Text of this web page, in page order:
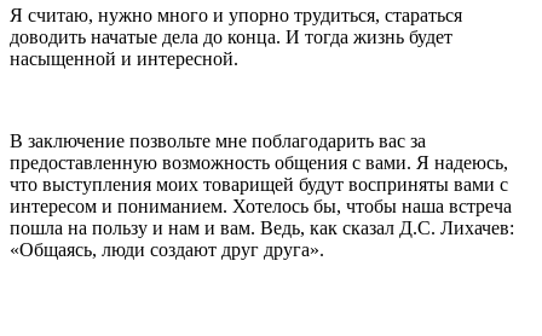
Я считаю, нужно много и упорно трудиться, стараться
доводить начатые дела до конца. И тогда жизнь будет
насыщенной и интересной.
В заключение позвольте мне поблагодарить вас за
предоставленную возможность общения с вами. Я надеюсь,
что выступления моих товарищей будут восприняты вами с
интересом и пониманием. Хотелось бы, чтобы наша встреча
пошла на пользу и нам и вам. Ведь, как сказал Д.С. Лихачев:
«Общаясь, люди создают друг друга».